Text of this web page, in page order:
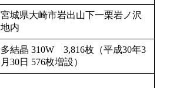
宮城県大崎市岩出山下一栗岩ノ沢
地内
多結晶 310W 3,816枚（平成30年3
月30日 576枚増設）